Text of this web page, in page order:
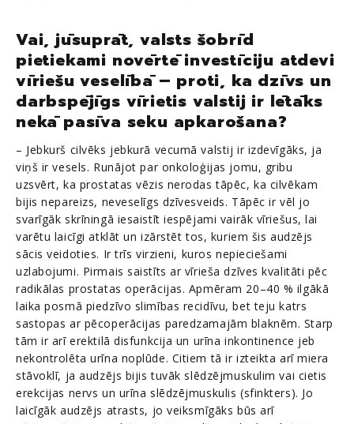
Vai, jūsuprāt, valsts šobrīd
pietiekami novērtē investīciju atdevi
vīriešu veselībā – proti, ka dzīvs un
darbspējīgs vīrietis valstij ir lētāks
nekā pasīva seku apkarošana?
– Jebkurš cilvēks jebkurā vecumā valstij ir izdevīgāks, ja
viņš ir vesels. Runājot par onkoloģijas jomu, gribu
uzsvērt, ka prostatas vēzis nerodas tāpēc, ka cilvēkam
bijis nepareizs, neveselīgs dzīvesveids. Tāpēc ir vēl jo
svarīgāk skrīningā iesaistīt iespējami vairāk vīriešus, lai
varētu laicīgi atklāt un izārstēt tos, kuriem šis audzējs
sācis veidoties. Ir trīs virzieni, kuros nepieciešami
uzlabojumi. Pirmais saistīts ar vīrieša dzīves kvalitāti pēc
radikālas prostatas operācijas. Apmēram 20–40 % ilgākā
laika posmā piedzīvo slimības recidīvu, bet teju katrs
sastopas ar pēcoperācijas paredzamajām blaknēm. Starp
tām ir arī erektilā disfunkcija un urīna inkontinence jeb
nekontrolēta urīna noplūde. Citiem tā ir izteikta arī miera
stāvoklī, ja audzējs bijis tuvāk slēdzējmuskulim vai cietis
erekcijas nervs un urīna slēdzējmuskulis (sfinkters). Jo
laicīgāk audzējs atrasts, jo veiksmīgāks būs arī